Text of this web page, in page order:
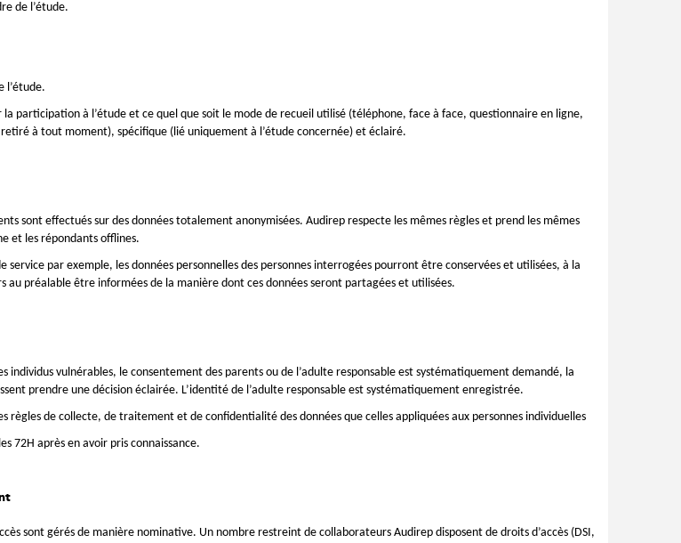
de l’étude.
l’étude.
participation à l’étude et ce quel que soit le mode de recueil utilisé (téléphone, face à face, questionnaire en ligne,
à tout moment), spécifique (lié uniquement à l’étude concernée) et éclairé.
sont effectués sur des données totalement anonymisées. Audirep respecte les mêmes règles et prend les mêmes
et les répondants offlines.
par exemple, les données personnelles des personnes interrogées pourront être conservées et utilisées, à la
préalable être informées de la manière dont ces données seront partagées et utilisées.
individus vulnérables, le consentement des parents ou de l’adulte responsable est systématiquement demandé, la
prendre une décision éclairée. L’identité de l’adulte responsable est systématiquement enregistrée.
règles de collecte, de traitement et de confidentialité des données que celles appliquées aux personnes individuelles
72H après en avoir pris connaissance.
sont gérés de manière nominative. Un nombre restreint de collaborateurs Audirep disposent de droits d’accès (DSI,